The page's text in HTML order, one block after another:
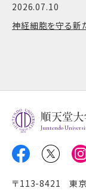
2026.07.10
神経細胞を守る新
Juntendo
〒113-8421 東京